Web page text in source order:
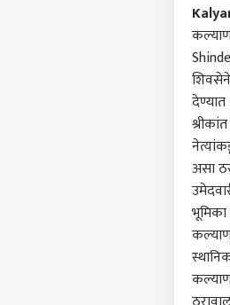
असा